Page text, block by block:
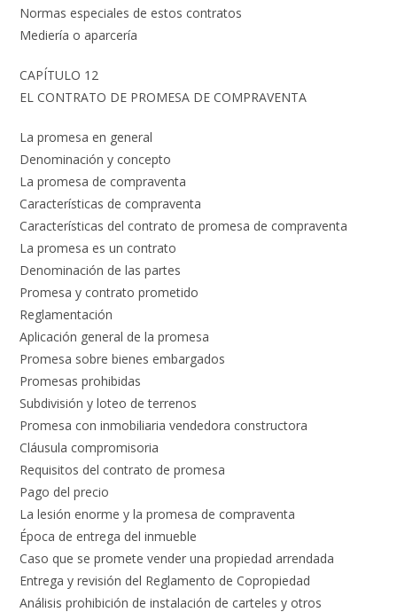
Normas especiales de estos contratos
Mediería o aparcería
CAPÍTULO 12
EL CONTRATO DE PROMESA DE COMPRAVENTA
La promesa en general
Denominación y concepto
La promesa de compraventa
Características de compraventa
Características del contrato de promesa de compraventa
La promesa es un contrato
Denominación de las partes
Promesa y contrato prometido
Reglamentación
Aplicación general de la promesa
Promesa sobre bienes embargados
Promesas prohibidas
Subdivisión y loteo de terrenos
Promesa con inmobiliaria vendedora constructora
Cláusula compromisoria
Requisitos del contrato de promesa
Pago del precio
La lesión enorme y la promesa de compraventa
Época de entrega del inmueble
Caso que se promete vender una propiedad arrendada
Entrega y revisión del Reglamento de Copropiedad
Análisis prohibición de instalación de carteles y otros